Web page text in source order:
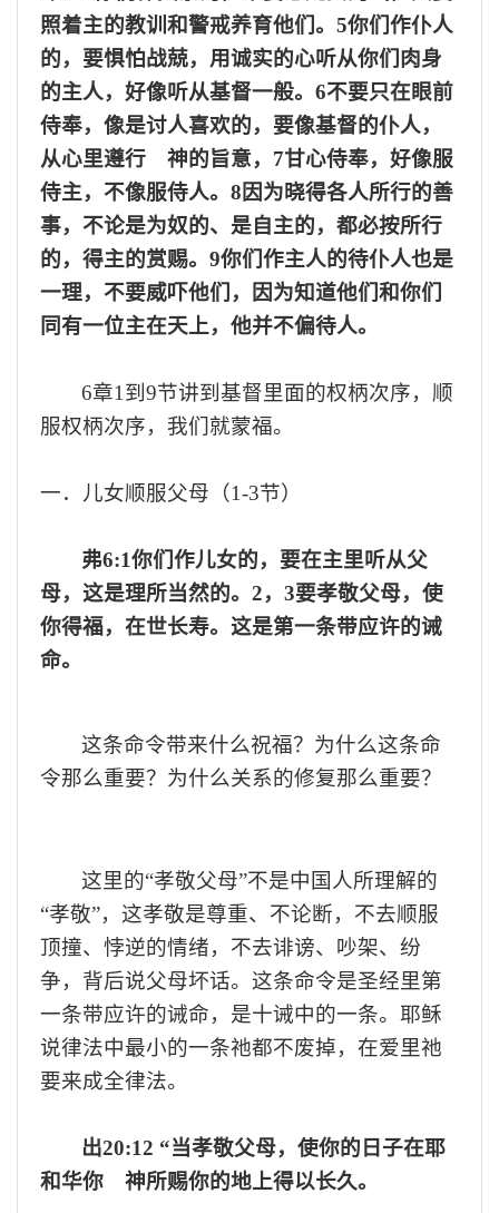
照着主的教训和警戒养育他们。5你们作仆人
的，要惧怕战兢，用诚实的心听从你们肉身
的主人，好像听从基督一般。6不要只在眼前
侍奉，像是讨人喜欢的，要像基督的仆人，
从心里遵行 神的旨意，7甘心侍奉，好像服
侍主，不像服侍人。8因为晓得各人所行的善
事，不论是为奴的、是自主的，都必按所行
的，得主的赏赐。9你们作主人的待仆人也是
一理，不要威吓他们，因为知道他们和你们
同有一位主在天上，他并不偏待人。
6章1到9节讲到基督里面的权柄次序， 顺
服权柄次序，我们就蒙福。
一． 儿女顺服父母 （1-3节）
弗6:1你们作儿女的，要在主里听从父
母，这是理所当然的。2， 3要孝敬父母，使
你得福，在世长寿。这是第一条带应许的诫
命。
这条命令带来什么祝福？为什么这条命
令那么重要？为什么关系的修复那么重要？
这里的“孝敬父母”不是中国人所理解的
“孝敬”， 这孝敬是尊重、 不论断，不去顺服
顶撞、 悖逆的情绪，不去诽谤、吵架、 纷
争，背后说父母坏话。 这条命令是圣经里第
一条带应许的诫命，是十诫中的一条。耶稣
说律法中最小的一条祂都不废掉，在爱里祂
要来成全律法。
出20:12 “当孝敬父母，使你的日子在耶
和华你 神所赐你的地上得以长久。